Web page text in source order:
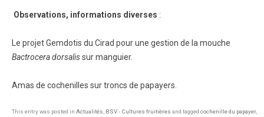
Observations, informations diverses :
Le projet Gemdotis du Cirad pour une gestion de la mouche
Bactrocera dorsalissur manguier.
Amas de cochenilles sur troncs de papayers.
This entry was posted in Actualités BSV - Cultures fruitières and tagged cochenille du papayer,